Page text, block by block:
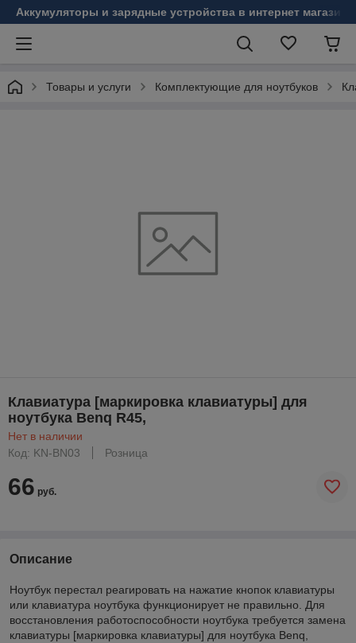
Аккумуляторы и зарядные устройства в интернет магазине
Товары и услуги Комплектующие для ноутбуков
Клавиатура [маркировка клавиатуры] для
ноутбука Benq R45,
Нет в наличии
Код: KN-BN03
Розница
66 руб.
Описание
Ноутбук перестал реагировать на нажатие кнопок клавиатуры
или клавиатура ноутбука функционирует не правильно. Для
восстановления работоспособности ноутбука требуется замена
клавиатуры [маркировка клавиатуры] для ноутбука Benq,